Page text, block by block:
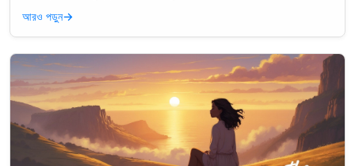
আরও পড়ুন→